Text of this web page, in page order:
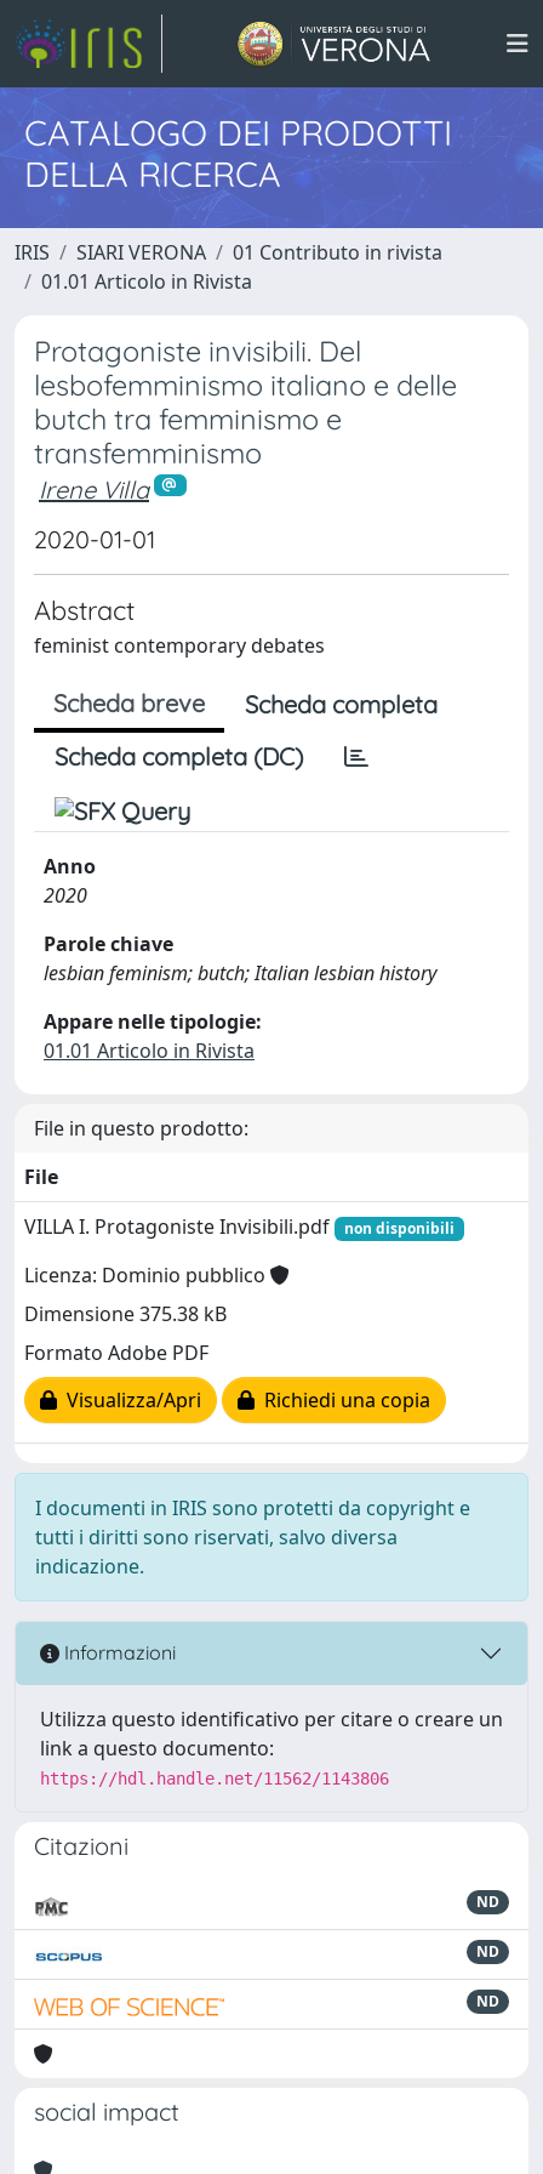
CATALOGO DEI PRODOTTI
DELLA RICERCA
IRIS SIARI VERONA
01 Contributo in rivista
01.01 Articolo in Rivista
Protagoniste invisibili. Del
lesbofemminismo italiano e delle
butch tra femminismo e
transfemminismo
Irene Villa
2020-01-01
Abstract
feminist contemporary debates
Scheda breve
Scheda completa
Scheda completa (DC)
Anno
2020
Parole chiave
lesbian feminism; butch; Italian lesbian history
Appare nelle tipologie:
01.01 Articolo in Rivista
File in questo prodotto:
File
VILLA I. Protagoniste Invisibili.pdf
non disponibili
Licenza: Dominio pubblico
Dimensione 375.38 kB
Formato Adobe PDF
Visualizza/Apri
Richiedi una copia
I documenti in IRIS sono protetti da copyright e
tutti i diritti sono riservati, salvo diversa
indicazione.
Informazioni
Utilizza questo identificativo per citare o creare un
link a questo documento:
https://hdl.handle.net/11562/1143806
Citazioni
ND
ND
ND
social impact